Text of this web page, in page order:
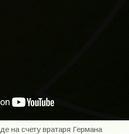
на счету вратаря Германа